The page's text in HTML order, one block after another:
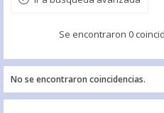
Se encontraron 0
No se encontraron coincidencias.